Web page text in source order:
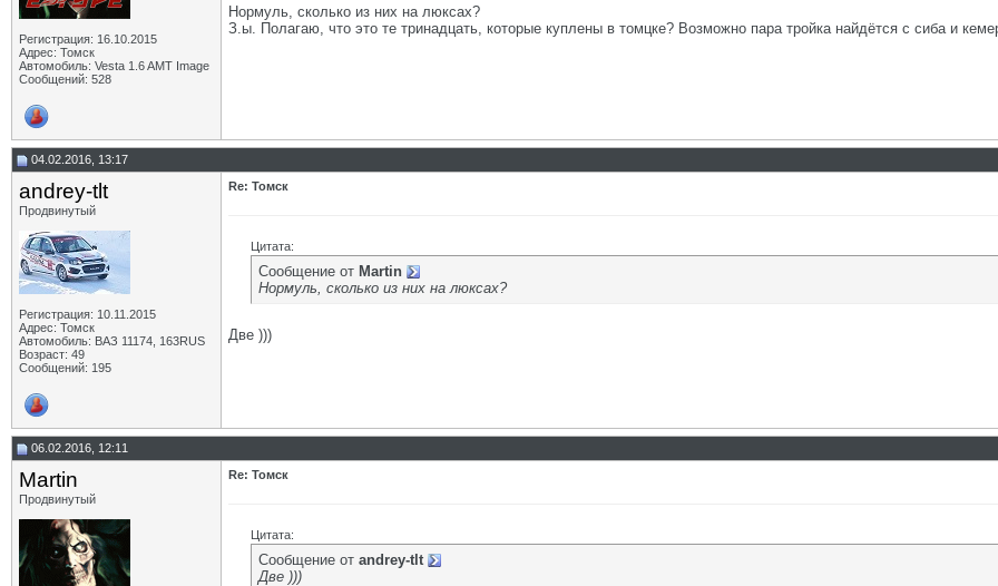
Регистрация: 16.10.2015
Адрес: Томск
Автомобиль: Vesta 1.6 AMT Image
Сообщений: 528
Нормуль, сколько из них на люксах?
З.ы. Полагаю, что это те тринадцать, которые куплены в томцке? Возможно пара тройка найдётся с сиба и
04.02.2016, 13:17
andrey-tlt
Продвинутый
Регистрация: 10.11.2015
Адрес: Томск
Автомобиль: ВАЗ 11174, 163RUS
Возраст: 49
Сообщений: 195
Re: Томск
Цитата:
Сообщение от Martin
Нормуль, сколько из них на люксах?
Две )))
06.02.2016, 12:11
Martin
Продвинутый
Re: Томск
Цитата:
Сообщение от andrey-tlt
Две )))